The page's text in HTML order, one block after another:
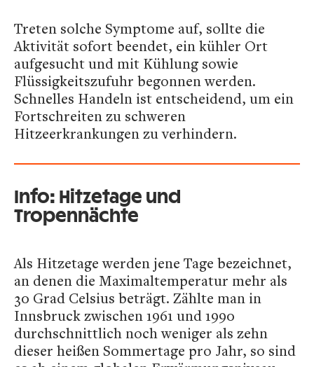
Treten solche Symptome auf, sollte die
Aktivität sofort beendet, ein kühler Ort
aufgesucht und mit Kühlung sowie
Flüssigkeitszufuhr begonnen werden.
Schnelles Handeln ist entscheidend, um ein
Fortschreiten zu schweren
Hitzeerkrankungen zu verhindern.
Info: Hitzetage und
Tropennächte
Als Hitzetage werden jene Tage bezeichnet,
an denen die Maximaltemperatur mehr als
30 Grad Celsius beträgt. Zählte man in
Innsbruck zwischen 1961 und 1990
durchschnittlich noch weniger als zehn
dieser heißen Sommertage pro Jahr, so sind